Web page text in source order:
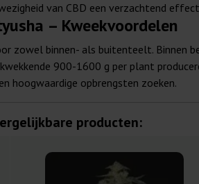
van CBD een verzachtend
– Kweekvoordelen
zowel binnen- als buitenteelt. Binnen
900-1600 g per plant
hoogwaardige opbrengsten zoeken.
producten: